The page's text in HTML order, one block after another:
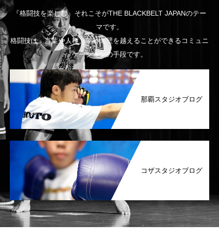
『格闘技を楽しむ』それこそがTHE BLACKBELT JAPANのテー
マです。
格闘技は、言葉や人種、年齢の壁を越えることができるコミュニ
ケーションの手段です。
那覇スタジオブログ
コザスタジオブログ